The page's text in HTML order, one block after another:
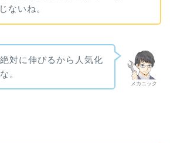
ないね。
メカニック
対に伸びるから人気化
。